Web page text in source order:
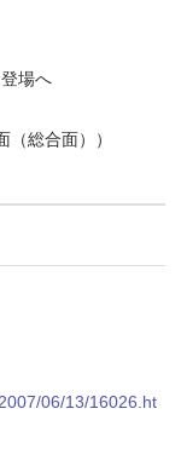
場へ
（総合面））
06/13/16026.ht